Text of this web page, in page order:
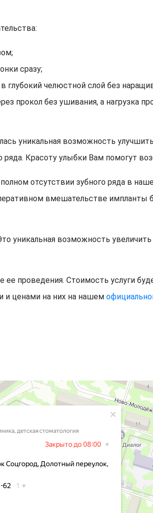
сразу;
глубокий челюстной слой без
прокол без ушивания, а нагрузка
уникальная возможность
Красоту улыбки Вам помогут
отсутствии зубного ряда в
вмешательстве импланты
уникальная возможность
проведения. Стоимость услуги
и ценами на них на нашем